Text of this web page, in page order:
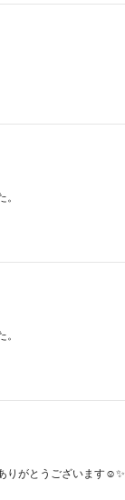
りがとうございます☺️✨